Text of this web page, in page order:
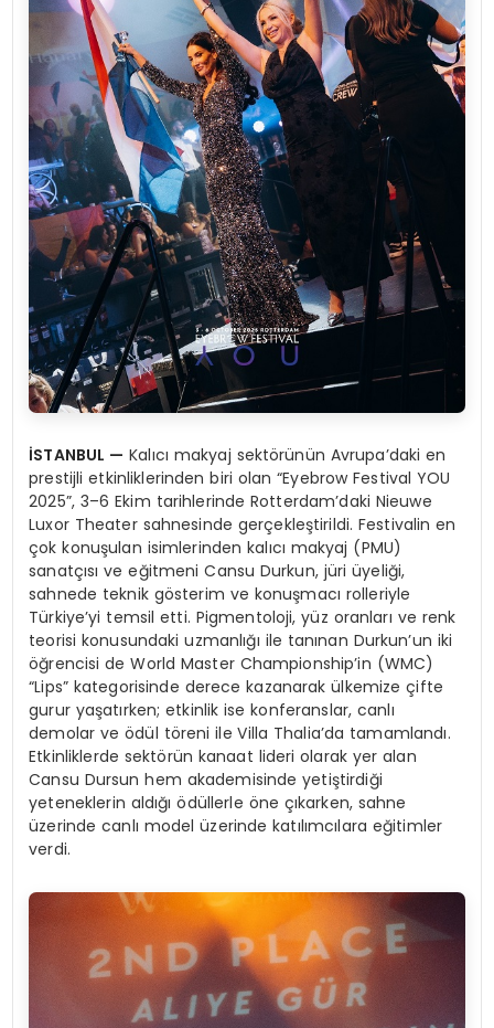
İSTANBUL — Kalıcı makyaj sektörünün Avrupa’daki en
prestijli etkinliklerinden biri olan “Eyebrow Festival YOU
2025”, 3–6 Ekim tarihlerinde Rotterdam’daki Nieuwe
Luxor Theater sahnesinde gerçekleştirildi. Festivalin en
çok konuşulan isimlerinden kalıcı makyaj (PMU)
sanatçısı ve eğitmeni Cansu Durkun, jüri üyeliği,
sahnede teknik gösterim ve konuşmacı rolleriyle
Türkiye’yi temsil etti. Pigmentoloji, yüz oranları ve renk
teorisi konusundaki uzmanlığı ile tanınan Durkun’un iki
öğrencisi de World Master Championship’in (WMC)
“Lips” kategorisinde derece kazanarak ülkemize çifte
gurur yaşatırken; etkinlik ise konferanslar, canlı
demolar ve ödül töreni ile Villa Thalia’da tamamlandı.
Etkinliklerde sektörün kanaat lideri olarak yer alan
Cansu Dursun hem akademisinde yetiştirdiği
yeteneklerin aldığı ödüllerle öne çıkarken, sahne
üzerinde canlı model üzerinde katılımcılara eğitimler
verdi.